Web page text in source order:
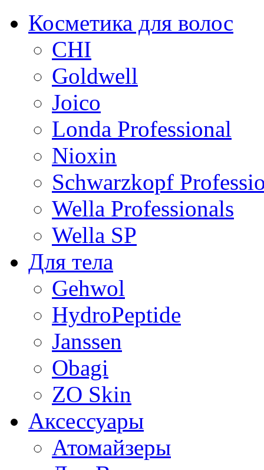
Косметика для волос
CHI
Goldwell
Joico
Londa Professional
Nioxin
Schwarzkopf
Wella Professionals
Wella SP
Для тела
Gehwol
HydroPeptide
Janssen
Obagi
ZO Skin
Aксессуары
Атомайзеры